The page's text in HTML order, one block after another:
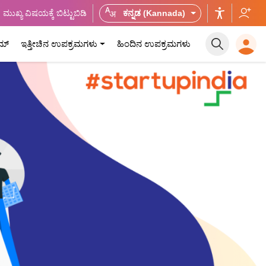
ಮುಖ್ಯ ವಿಷಯಕ್ಕೆ ಬಿಟ್ಟುಬಿಡಿ ಕನ್ನಡ (Kannada)
ಇತ್ತೀಚಿನ ಉಪಕ್ರಮಗಳು ಹಿಂದಿನ ಉಪಕ್ರಮಗಳು